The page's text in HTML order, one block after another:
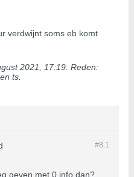
verdwijnt soms eb komt
2021, 17:19 Reden:
ts.
#8.1
geven met 0 info dan?